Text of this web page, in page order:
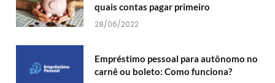
quais contas pagar primeiro
28/06/2022
Empréstimo pessoal para autônomo no
carnê ou boleto: Como funciona?